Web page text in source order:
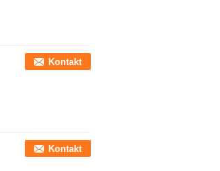
Kontakt
Kontakt